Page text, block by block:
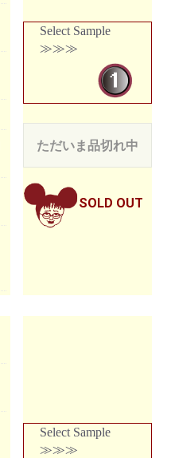
Select Sample
≫≫≫
ただいま品切れ中
SOLD OUT
Select Sample
≫≫≫